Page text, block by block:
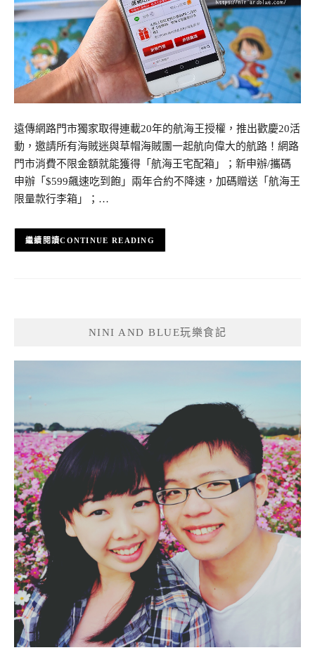
遠傳網路門市獨家取得連載20年的航海王授權，推出歡慶20活
動，邀請所有海賊迷與草帽海賊團一起航向偉大的航路！網路
門市消費不限金額就能獲得「航海王宅配箱」；新申辦/攜碼
申辦「$599飆速吃到飽」兩年合約不降速，加碼贈送「航海王
限量款行李箱」；…
CONTINUE READING
NINI AND BLUE玩樂食記